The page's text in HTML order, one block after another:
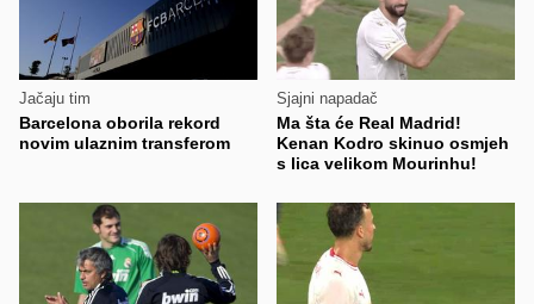
Jačaju tim
Barcelona oborila rekord
novim ulaznim transferom
Sjajni napadač
Ma šta će Real Madrid!
Kenan Kodro skinuo osmjeh
s lica velikom Mourinhu!